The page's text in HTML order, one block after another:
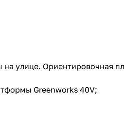
улице. Ориентировочная
Greenworks 40V;